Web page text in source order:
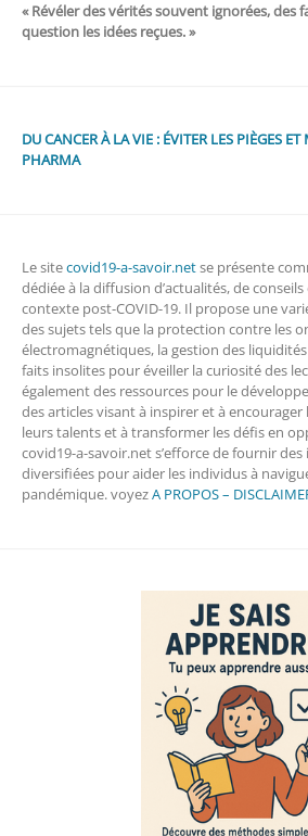
« Révéler des vérités souvent ignorées, des
question les idées reçues. »
DU CANCER À LA VIE : ÉVITER LES PIÈGES
PHARMA
Le sitecovid19-a-savoir.netse présente
dédiée à la diffusion d’actualités, de conseils
contexte post-COVID-19. Il propose une
des sujets tels que la protection contre les
électromagnétiques, la gestion des
faits insolites pour éveiller la curiosité des
également des ressources pour le
des articles visant à inspirer et à
leurs talents et à transformer les défis en
covid19-a-savoir.net s’efforce de fournir
diversifiées pour aider les individus à
pandémique. voyezA PROPOS –